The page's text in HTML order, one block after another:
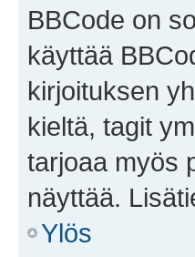
BBCode on
käyttää
kirjoituksen
kieltä, tagit
tarjoaa myös
näyttää.
Ylös